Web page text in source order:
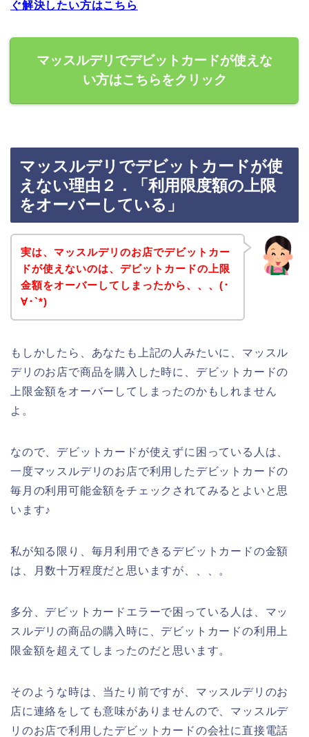
ぐ解決したい方はこちら
マッスルデリでデビットカードが使えな
い方はこちらをクリック
マッスルデリでデビットカードが使
えない理由２．「利用限度額の上限
をオーバーしている」
実は、マッスルデリのお店でデビットカー
ドが使えないのは、デビットカードの上限
金額をオーバーしてしまったから、、、(･
∀･`*)
もしかしたら、あなたも上記の人みたいに、マッスル
デリのお店で商品を購入した時に、デビットカードの
上限金額をオーバーしてしまったのかもしれません
よ。
なので、デビットカードが使えずに困っている人は、
一度マッスルデリのお店で利用したデビットカードの
毎月の利用可能金額をチェックされてみるとよいと思
います♪
私が知る限り、毎月利用できるデビットカードの金額
は、月数十万程度だと思いますが、、、。
多分、デビットカードエラーで困っている人は、マッ
スルデリの商品の購入時に、デビットカードの利用上
限金額を超えてしまったのだと思います。
そのような時は、当たり前ですが、マッスルデリのお
店に連絡をしても意味がありませんので、マッスルデ
リのお店で利用したデビットカードの会社に直接電話